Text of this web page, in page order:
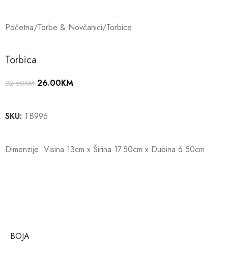
Početna/Torbe & Novčanici/Torbice
Torbica
32.50KM 26.00KM
SKU: TB996
Dimenzije: Visina 13cm x Širina 17.50cm x Dubina 6.50cm
BOJA